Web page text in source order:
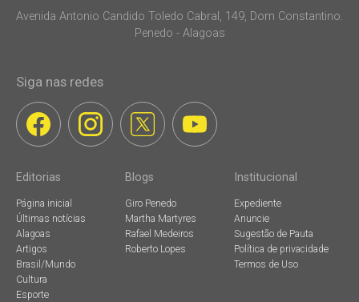
Avenida Antonio Candido Toledo Cabral, 149, Dom Constantino.
Penedo - Alagoas
Siga nas redes
Editorias
Página inicial
Últimas notícias
Alagoas
Artigos
Brasil/Mundo
Cultura
Esporte
Blogs
Giro Penedo
Martha Martyres
Rafael Medeiros
Roberto Lopes
Institucional
Expediente
Anuncie
Sugestão de Pauta
Política de privacidade
Termos de Uso